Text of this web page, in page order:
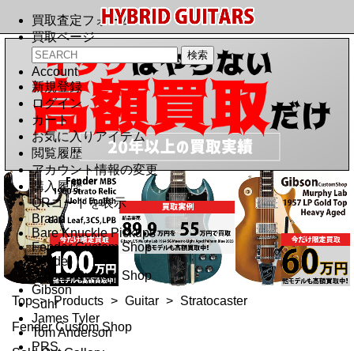
買取査定フォーム
買取ページ
Account
新規登録
ログイン
カート
お気に入りアイテム
閲覧履歴
アカウント情報の変更
購入履歴
QRコードを表示
Brand
Bare Knuckle Pickups
Fender Custom Shop
Fender
Gibson Custom Shop
Gibson
Suhr
James Tyler
Tom Anderson
PRS
Top > Products > Guitar > Stratocaster
Fender Custom Shop